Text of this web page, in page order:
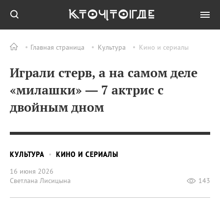
Главная страница Культура Кино и сериалы
Играли стерв, а на самом деле
«милашки» — 7 актрис с
двойным дном
КУЛЬТУРА
КИНО И СЕРИАЛЫ
16 июня 2026
Светлана Лисицына
143